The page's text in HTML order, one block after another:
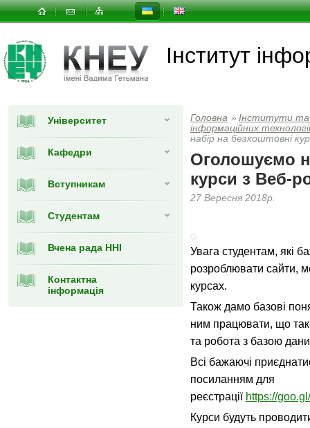
Інститут
Університет
Кафедри
Вступникам
Студентам
Вчена рада ННІ
Контактна
інформація
Головна » Інститути
інформаційних
набір на безкоштовні
Оголошуємо
курси з Веб-
27 Вересня 2018р.
Увага студентам, які
розроблювати сайти,
курсах.
Також дамо базові
ним працювати, що
та робота з базою
Всі бажаючі
посиланням для
реєстрації https://
Курси будуть